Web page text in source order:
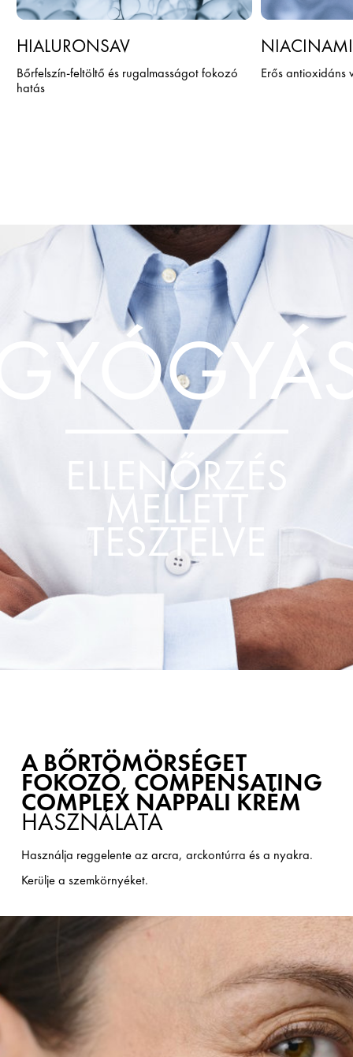
HIALURONSAV
Bőrfelszín-feltöltő és rugalmasságot fokozó
hatás
Erős antioxidáns
ELLENŐRZÉS
MELLETT
TESZTELVE
A BŐRTÖMÖRSÉGET
FOKOZÓ, COMPENSATING
COMPLEX NAPPALI KRÉM
HASZNÁLATA
Használja reggelente az arcra, arckontúrra és a nyakra.
Kerülje a szemkörnyéket.